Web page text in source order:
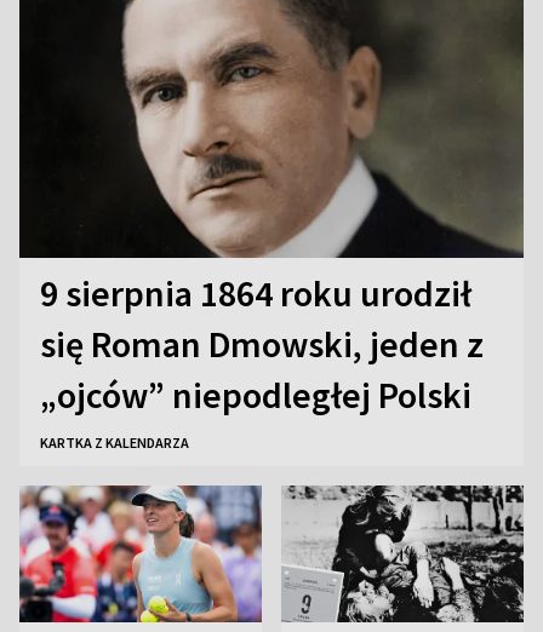
9 sierpnia 1864 roku urodził
się Roman Dmowski, jeden z
„ojców” niepodległej Polski
KARTKA Z KALENDARZA